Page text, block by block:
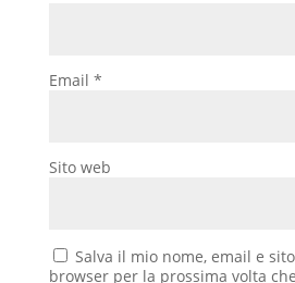
Email *
Sito web
Salva il mio nome, email e
browser per la prossima volta